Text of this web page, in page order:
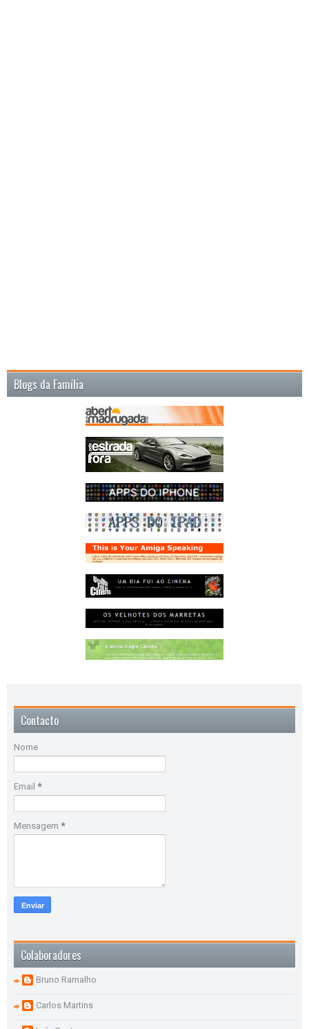
Blogs da Família
Contacto
Nome
Email *
Mensagem *
Colaboradores
Bruno Ramalho
Carlos Martins